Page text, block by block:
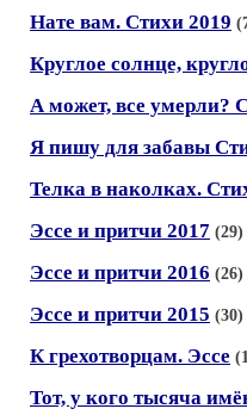
Нате вам. Стихи 2019
Круглое солнце,
А может, все умерли?
Я пишу для забавы
Телка в наколках.
Эссе и притчи 2017 (29)
Эссе и притчи 2016 (26)
Эссе и притчи 2015 (30)
К грехотворцам. Эссе
Тот, у кого тысяча